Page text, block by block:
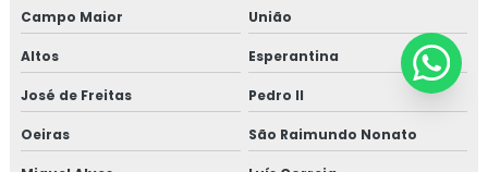
Campo Maior União
Altos Esperantina
José de Freitas Pedro II
Oeiras São Raimundo Nonato